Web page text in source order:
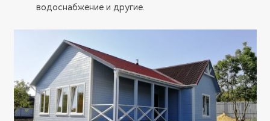
водоснабжение и другие.